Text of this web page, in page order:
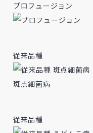
プロフュージョン
従来品種
斑点細菌病
従来品種